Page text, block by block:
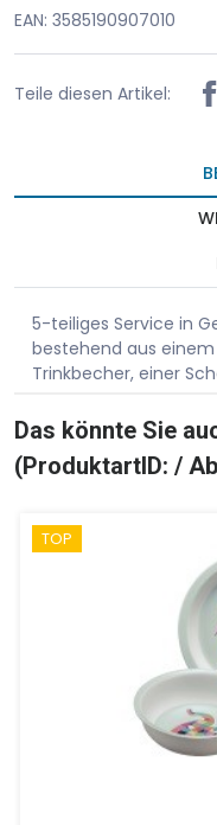
EAN: 3585190907010
Teile diesen Artikel:
5-teiliges Service in
bestehend aus
Trinkbecher, einer
Das könnte Sie
(ProduktartID: /
TOP